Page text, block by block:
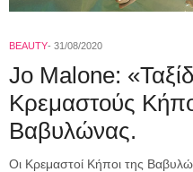
BEAUTY 31/08/2020
Jo Malone:
Κρεμαστούς
Βαβυλώνας.
Οι Κρεμαστοί Κήποι της